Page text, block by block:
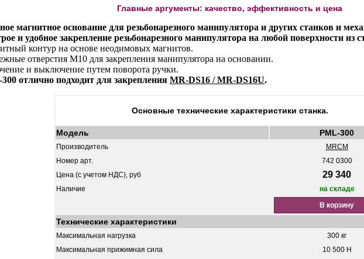
Главные аргументы: качество, эффективность и цена
магнитное основание для резьбонарезного манипулятора и других станков и
и удобное закрепление резьбонарезного манипулятора на любой поверхности из
контур на основе неодимовых магнитов.
отверстия М10 для закрепления манипулятора на основании.
и выключение путем поворота ручки.
отлично подходит для закрепления MR-DS16 / MR-DS16U.
Основные технические характеристики станка.
Модель PML-300
Производитель
MRCM
Номер арт.
742 0300
Цена (с учетом НДС), руб
29 340
Наличие
на складе
В корзину
Технические характеристики
Максимальная нагрузка
300 кг
Максимальная прижимная сила
10 500 Н